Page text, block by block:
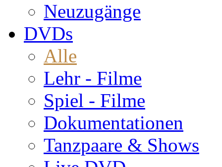
Neuzugänge
DVDs
Alle
Lehr - Filme
Spiel - Filme
Dokumentationen
Tanzpaare & Shows